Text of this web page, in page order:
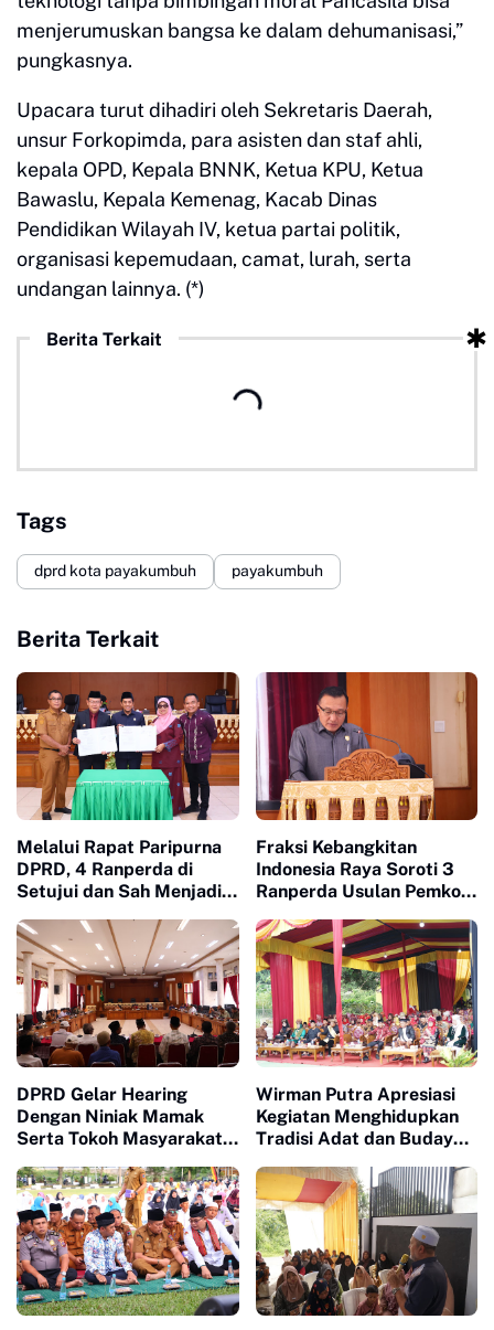
menjerumuskan bangsa ke dalam dehumanisasi,”
pungkasnya.
Upacara turut dihadiri oleh Sekretaris Daerah,
unsur Forkopimda, para asisten dan staf ahli,
kepala OPD, Kepala BNNK, Ketua KPU, Ketua
Bawaslu, Kepala Kemenag, Kacab Dinas
Pendidikan Wilayah IV, ketua partai politik,
organisasi kepemudaan, camat, lurah, serta
undangan lainnya. (*)
Berita Terkait
Tags
dprd kota payakumbuh payakumbuh
Berita Terkait
Melalui Rapat Paripurna
DPRD, 4 Ranperda di
Setujui dan Sah Menjadi
Fraksi Kebangkitan
Indonesia Raya Soroti 3
Ranperda Usulan Pemko
DPRD Gelar Hearing
Dengan Niniak Mamak
Serta Tokoh Masyarakat
Godang dan Koto Nan
Ompek
Wirman Putra Apresiasi
Kegiatan Menghidupkan
Tradisi Adat dan Budaya